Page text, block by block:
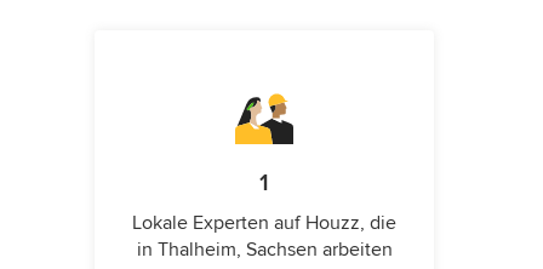
1
Lokale Experten auf Houzz, die
in Thalheim, Sachsen arbeiten